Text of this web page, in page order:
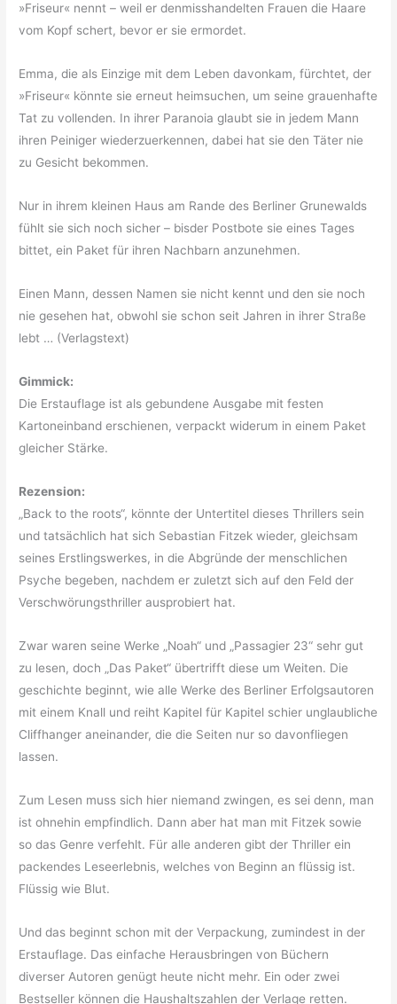
»Friseur« nennt – weil er denmisshandelten Frauen die Haare
vom Kopf schert, bevor er sie ermordet.
Emma, die als Einzige mit dem Leben davonkam, fürchtet, der
»Friseur« könnte sie erneut heimsuchen, um seine grauenhafte
Tat zu vollenden. In ihrer Paranoia glaubt sie in jedem Mann
ihren Peiniger wiederzuerkennen, dabei hat sie den Täter nie
zu Gesicht bekommen.
Nur in ihrem kleinen Haus am Rande des Berliner Grunewalds
fühlt sie sich noch sicher – bisder Postbote sie eines Tages
bittet, ein Paket für ihren Nachbarn anzunehmen.
Einen Mann, dessen Namen sie nicht kennt und den sie noch
nie gesehen hat, obwohl sie schon seit Jahren in ihrer Straße
lebt … (Verlagstext)
Gimmick:
Die Erstauflage ist als gebundene Ausgabe mit festen
Kartoneinband erschienen, verpackt widerum in einem Paket
gleicher Stärke.
Rezension:
„Back to the roots“, könnte der Untertitel dieses Thrillers sein
und tatsächlich hat sich Sebastian Fitzek wieder, gleichsam
seines Erstlingswerkes, in die Abgründe der menschlichen
Psyche begeben, nachdem er zuletzt sich auf den Feld der
Verschwörungsthriller ausprobiert hat.
Zwar waren seine Werke „Noah“ und „Passagier 23“ sehr gut
zu lesen, doch „Das Paket“ übertrifft diese um Weiten. Die
geschichte beginnt, wie alle Werke des Berliner Erfolgsautoren
mit einem Knall und reiht Kapitel für Kapitel schier unglaubliche
Cliffhanger aneinander, die die Seiten nur so davonfliegen
lassen.
Zum Lesen muss sich hier niemand zwingen, es sei denn, man
ist ohnehin empfindlich. Dann aber hat man mit Fitzek sowie
so das Genre verfehlt. Für alle anderen gibt der Thriller ein
packendes Leseerlebnis, welches von Beginn an flüssig ist.
Flüssig wie Blut.
Und das beginnt schon mit der Verpackung, zumindest in der
Erstauflage. Das einfache Herausbringen von Büchern
diverser Autoren genügt heute nicht mehr. Ein oder zwei
Bestseller können die Haushaltszahlen der Verlage retten.